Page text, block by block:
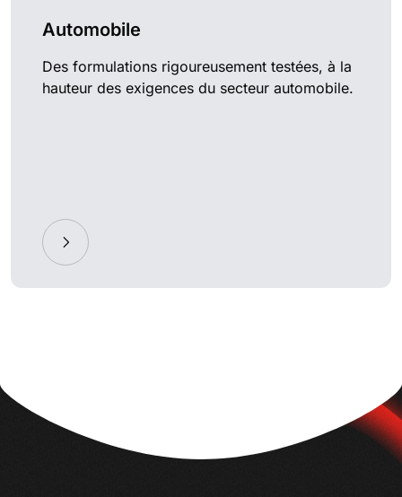
Automobile
Des formulations rigoureusement testées, à la
hauteur des exigences du secteur automobile.